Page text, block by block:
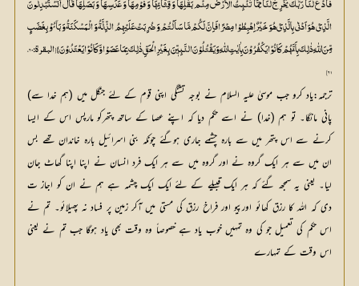
فَادْعُ لَنَا رَبَّکَ یُخْرِجْ لَنَا مِمَّا تُنْبِتُ الْاَرْضُ مِنْم بَقْلِھَا وَ قِثَّآئِھَا وَ فُوْمِھَا وَ عَدَسِھَا وَ بَصَلِھَا قَالَ اَتَسْتَبْدِلُونَ
الَّذِیْ ھُوَ اَدْنٰی بِالَّذِیْ ھُوَ خَیْرٌ اِھْبِطُوْا مِصْرًا فَاِنَّ لَکُمْ مَّا سَاَلْتُمْ وَ ضُرِبَتْ عَلَیْھِمُ الذِّلَّۃُ وَ الْمَسْکَنَۃُ وَ بَآئُ وْ بِغَضَبٍ
مِّنَ اللّٰہِ ذٰلِکَ بِاَنَّھُمْ کَانُوْا یَکْفُرُوْنَ بِاٰیٰتِ اللّٰہِ وَ یَقْتُلُوْنَ النَّبِیّٖنَ بِغَیْرِ الْحَقِّ ذٰلِکَ بِمَا عَصَوْا وَّ کَانُوْا یَعْتَدُوْنَ} [البقرۃ: 60،
61]
ترجمہ:یاد کرو جب موسیٰ علیہ السلام نے بوجہ تشنگی اپنی قوم کے لئے جنگل میں (ہم خدا سے)
پانی مانگا۔ تو ہم (خدا) نے اسے حکم دیا کہ اپنے عصا کے ساتھ پتھرکو مارپس اس کے ایسا
کرنے سے اس پتھر میں سے بارہ چشمے جاری ہوگئے چونکہ بنی اسرائیل بارہ خاندان تھے بس
ان میں سے ہر ایک گروہ نے اور گروہ میں سے ہر ایک فرد انسان نے اپنا اپنا گھاٹ جان
لیا۔ یعنی یہ سمجھ گئے کہ ہر ایک قبیلے کے لئے ایک ایک چشمہ ہے ہم نے ان کو اجاز ت
دی کہ اللہ کا رزق کھائو اورپیو اور فراخ رزق کی مستی میں آکر زمین پر فساد نہ پھیلائو۔ تم نے
اس حکم کی تعمیل جو کی وہ تمہیں خوب یاد ہے خصوصاً وہ وقت بھی یاد ہوگا جب تم نے یعنی
اس وقت کے تمہارے